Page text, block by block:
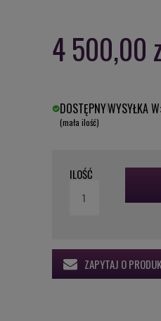
4 500,00
DOSTĘPNY
(mała ilość)
WYSYŁKA W:
ILOŚĆ
ZAPYTAJ O